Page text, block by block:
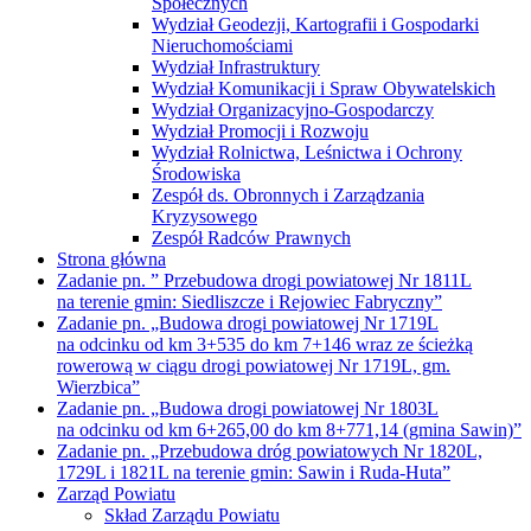
1729L i 1821L na terenie gmin: Sawin i Ruda-Huta”
Zarząd Powiatu
Skład Zarządu Powiatu